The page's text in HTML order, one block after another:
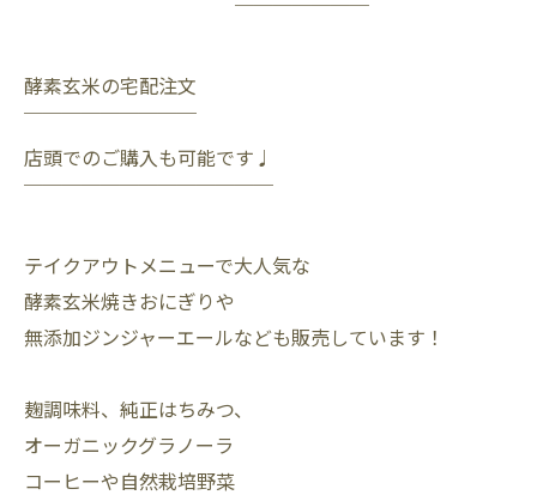
￣￣￣￣￣￣￣
酵素玄米の宅配注文
￣￣￣￣￣￣￣￣￣
店頭でのご購入も可能です♩
￣￣￣￣￣￣￣￣￣￣￣￣￣
テイクアウトメニューで大人気な
酵素玄米焼きおにぎりや
無添加ジンジャーエールなども販売しています！
麹調味料、純正はちみつ、
オーガニックグラノーラ
コーヒーや自然栽培野菜